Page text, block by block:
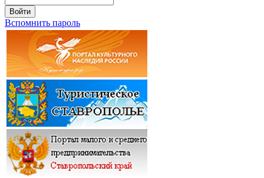
Войти
Вспомнить пароль